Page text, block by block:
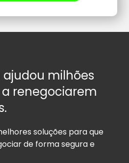
ajudou milhões
renegociarem
soluções para que
de forma segura e